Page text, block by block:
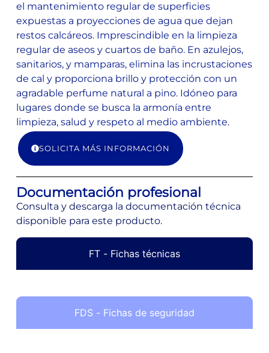
el mantenimiento regular de superficies
expuestas a proyecciones de agua que dejan
restos calcáreos. Imprescindible en la limpieza
regular de aseos y cuartos de baño. En azulejos,
sanitarios, y mamparas, elimina las incrustaciones
de cal y proporciona brillo y protección con un
agradable perfume natural a pino. Idóneo para
lugares donde se busca la armonía entre
limpieza, salud y respeto al medio ambiente.
SOLICITA MÁS INFORMACIÓN
Documentación profesional
Consulta y descarga la documentación técnica
disponible para este producto.
FT - Fichas técnicas
FDS - Fichas de seguridad